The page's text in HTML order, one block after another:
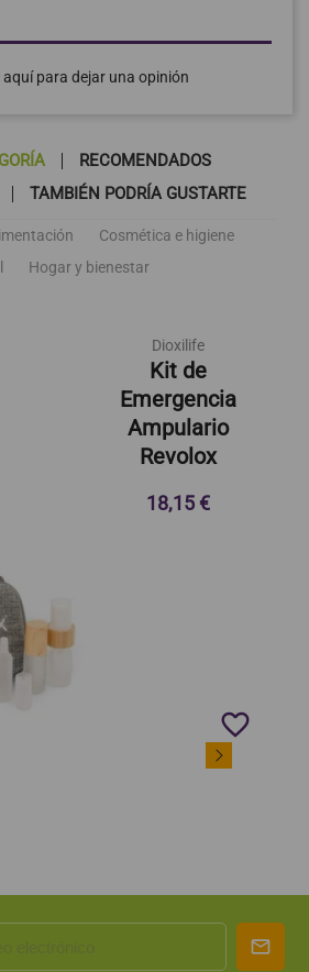
aquí para dejar una opinión
RECOMENDADOS
TAMBIÉN PODRÍA GUSTARTE
Cosmética e higiene
Hogar y bienestar
Dioxilife
Kit de
Emergencia
Ampulario
Revolox
18,15 €
favorite_border